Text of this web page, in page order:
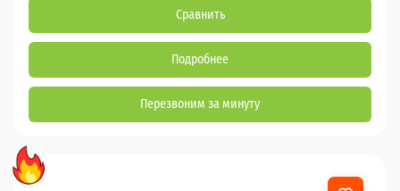
Сравнить
Подробнее
Перезвоним за минуту